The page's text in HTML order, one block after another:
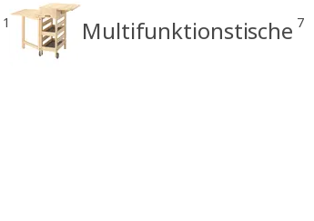
1 Multifunktionstische 7